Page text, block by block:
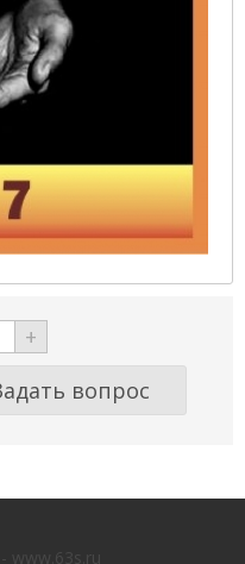
+
вопрос
www.63s.ru